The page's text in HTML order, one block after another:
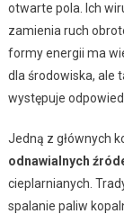
otwarte pola. Ich
zamienia ruch
formy energii ma
dla środowiska, ale
występuje
Jedną z głównych
odnawialnych
cieplarnianych.
spalanie paliw